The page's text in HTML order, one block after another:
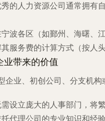
秀的人力资源公司通常拥有
宁波各区（如鄞州、海曙、
其服务费的计算方式（按人
业带来的价值
企业、初创公司、分支机
需设立庞大的人事部门，将
托代理公司的专业知识和经